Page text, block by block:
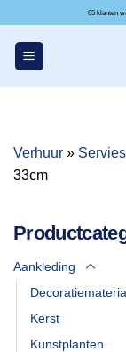
inhoud
Verhuur » Servies
33cm
Aankleding
Kerst
Kunstplanten